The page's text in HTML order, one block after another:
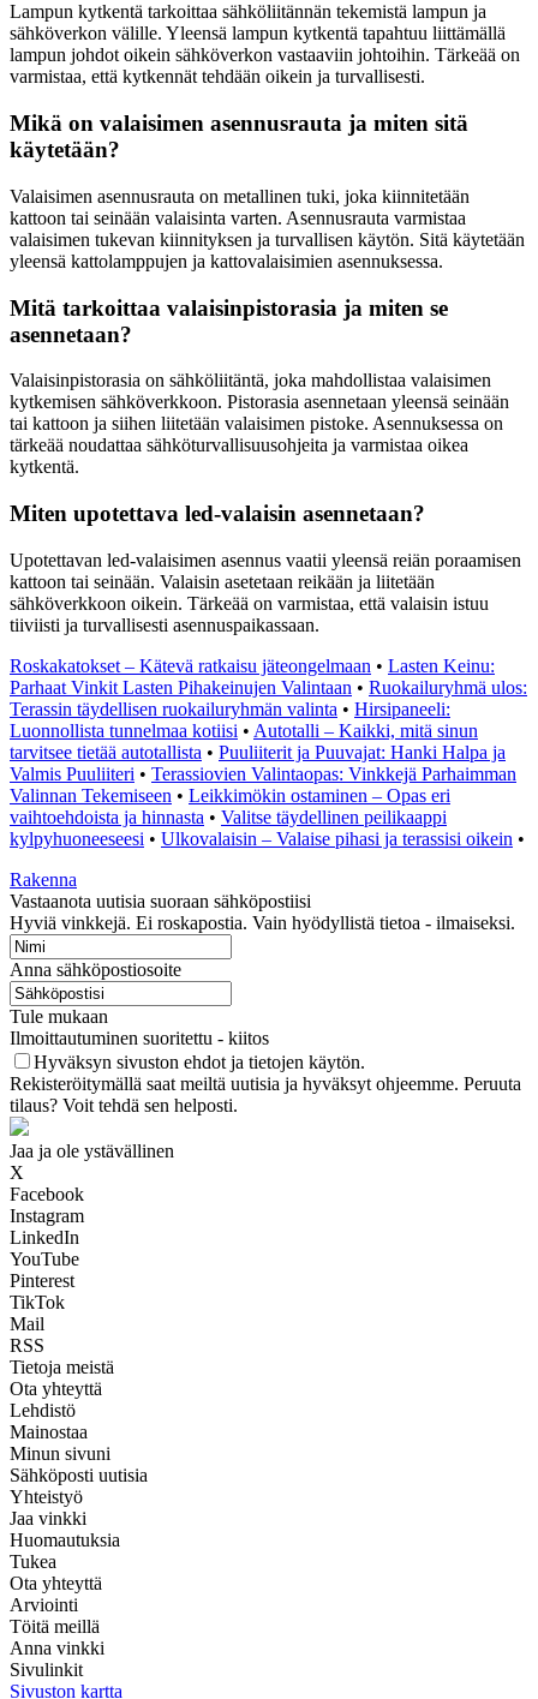
Lampun kytkentä tarkoittaa sähköliitännän tekemistä lampun ja
sähköverkon välille. Yleensä lampun kytkentä tapahtuu liittämällä
lampun johdot oikein sähköverkon vastaaviin johtoihin. Tärkeää on
varmistaa, että kytkennät tehdään oikein ja turvallisesti.
Mikä on valaisimen asennusrauta ja miten sitä
käytetään?
Valaisimen asennusrauta on metallinen tuki, joka kiinnitetään
kattoon tai seinään valaisinta varten. Asennusrauta varmistaa
valaisimen tukevan kiinnityksen ja turvallisen käytön. Sitä käytetään
yleensä kattolamppujen ja kattovalaisimien asennuksessa.
Mitä tarkoittaa valaisinpistorasia ja miten se
asennetaan?
Valaisinpistorasia on sähköliitäntä, joka mahdollistaa valaisimen
kytkemisen sähköverkkoon. Pistorasia asennetaan yleensä seinään
tai kattoon ja siihen liitetään valaisimen pistoke. Asennuksessa on
tärkeää noudattaa sähköturvallisuusohjeita ja varmistaa oikea
kytkentä.
Miten upotettava led-valaisin asennetaan?
Upotettavan led-valaisimen asennus vaatii yleensä reiän poraamisen
kattoon tai seinään. Valaisin asetetaan reikään ja liitetään
sähköverkkoon oikein. Tärkeää on varmistaa, että valaisin istuu
tiiviisti ja turvallisesti asennuspaikassaan.
Roskakatokset – Kätevä ratkaisu jäteongelmaan • Lasten Keinu:
Parhaat Vinkit Lasten Pihakeinujen Valintaan • Ruokailuryhmä ulos:
Terassin täydellisen ruokailuryhmän valinta • Hirsipaneeli:
Luonnollista tunnelmaa kotiisi • Autotalli – Kaikki, mitä sinun
tarvitsee tietää autotallista • Puuliiterit ja Puuvajat: Hanki Halpa ja
Valmis Puuliiteri • Terassiovien Valintaopas: Vinkkejä Parhaimman
Valinnan Tekemiseen • Leikkimökin ostaminen – Opas eri
vaihtoehdoista ja hinnasta • Valitse täydellinen peilikaappi
kylpyhuoneeseesi • Ulkovalaisin – Valaise pihasi ja terassisi oikein •
Rakenna
Vastaanota uutisia suoraan sähköpostiisi
Hyviä vinkkejä. Ei roskapostia. Vain hyödyllistä tietoa - ilmaiseksi.
Anna sähköpostiosoite
Tule mukaan
Ilmoittautuminen suoritettu - kiitos
Hyväksyn sivuston ehdot ja tietojen käytön.
Rekisteröitymällä saat meiltä uutisia ja hyväksyt ohjeemme. Peruuta
tilaus? Voit tehdä sen helposti.
Jaa ja ole ystävällinen
X
Facebook
Instagram
LinkedIn
YouTube
Pinterest
TikTok
Mail
RSS
Tietoja meistä
Ota yhteyttä
Lehdistö
Mainostaa
Minun sivuni
Sähköposti uutisia
Yhteistyö
Jaa vinkki
Huomautuksia
Tukea
Ota yhteyttä
Arviointi
Töitä meillä
Anna vinkki
Sivulinkit
Sivuston kartta